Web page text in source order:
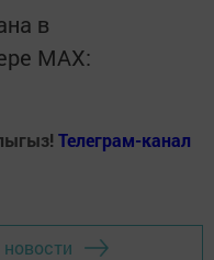
в
MАХ:
Телеграм-канал